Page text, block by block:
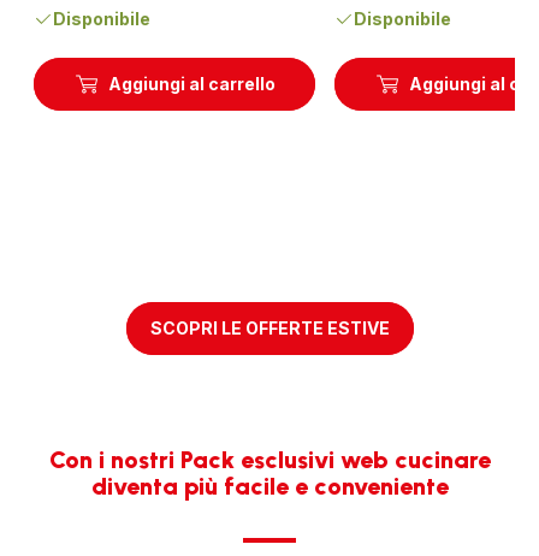
Aggiungi al carrello
Disponibile
Aggiungi al
Disponibile
SCOPRI LE OFFERTE ESTIVE
Con i nostri Pack esclusivi web cucinare
diventa più facile e conveniente